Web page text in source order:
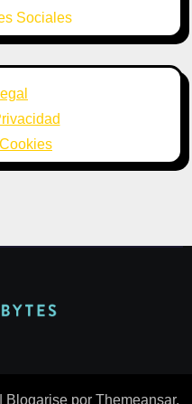
Sociales
Blogarise por Themeansar.